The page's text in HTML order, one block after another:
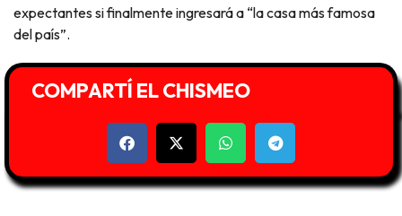
expectantes si finalmente ingresará a “la casa más famosa
del país”.
COMPARTÍ EL CHISMEO